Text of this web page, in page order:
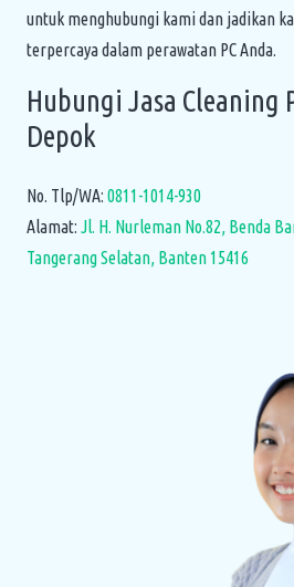
untuk menghubungi kami dan jadikan
terpercaya dalam perawatan PC Anda.
Hubungi Jasa Cleaning
Depok
No. Tlp/WA: 0811-1014-930
Alamat: Jl. H. Nurleman No.82, Benda
Tangerang Selatan, Banten 15416